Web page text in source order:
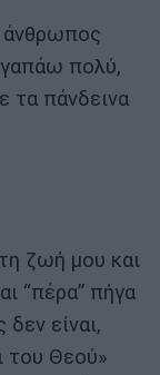
άνθρωπος
πολύ,
τα πάνδεινα
ζωή μου και
“πέρα” πήγα
είναι,
του Θεού»